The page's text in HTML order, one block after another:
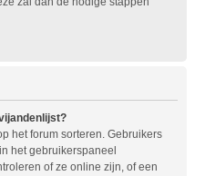
het forum sorteren. Gebruikers
het gebruikerspaneel
of ze online zijn, of een